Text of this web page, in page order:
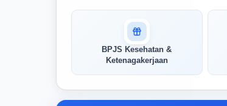
pertandingan AI Anda
AI kami menganalisis profil Anda dan
menunjukkan seberapa cocok keahlian
Anda dengan peran ini
BPJS Kesehatan &
Ketenagakerjaan